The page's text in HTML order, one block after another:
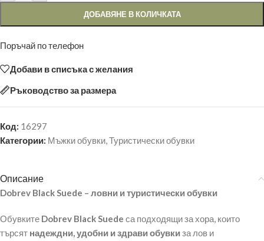
ДОБАВЯНЕ В КОЛИЧКАТА
Поръчай по телефон
Добави в списъка с желания
Ръководство за размера
Код: 16297
Категории: Мъжки обувки,Туристически обувки
Описание
Dobrev Black Suede – ловни и туристически обувки
Обувките Dobrev Black Suede са подходящи за хора, които
търсят надеждни, удобни и здрави обувкиза лов и